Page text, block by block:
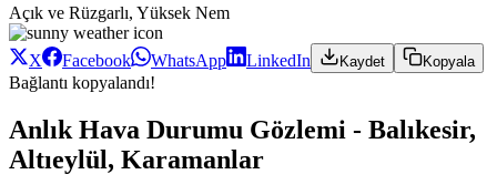
Açık ve Rüzgarlı, Yüksek Nem
X Facebook WhatsApp LinkedIn Kaydet Kopyala
Bağlantı kopyalandı!
Anlık Hava Durumu Gözlemi - Balıkesir,
Altıeylül, Karamanlar